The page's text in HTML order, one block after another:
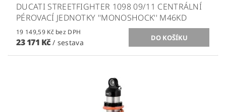
DUCATI STREETFIGHTER 1098 09/11 CENTRÁLNÍ
PÉROVACÍ JEDNOTKY ''MONOSHOCK'' M46KD
19 149,59 Kč bez DPH
23 171 Kč/ sestava